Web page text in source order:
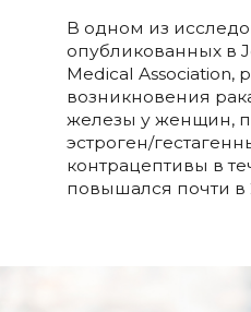
В одном из
опубликованных в
Medical Association,
возникновения
железы у женщин,
эстроген/
контрацептивы в
повышался почти в